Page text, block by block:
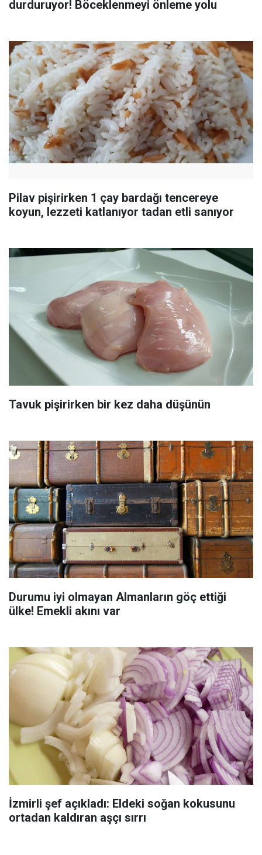
durduruyor! Böceklenmeyi önleme yolu
Pilav pişirirken 1 çay bardağı tencereye
koyun, lezzeti katlanıyor tadan etli sanıyor
Tavuk pişirirken bir kez daha düşünün
Durumu iyi olmayan Almanların göç ettiği
ülke! Emekli akını var
İzmirli şef açıkladı: Eldeki soğan kokusunu
ortadan kaldıran aşçı sırrı